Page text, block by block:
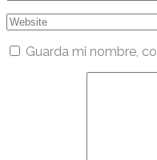
Guarda mi nombre,